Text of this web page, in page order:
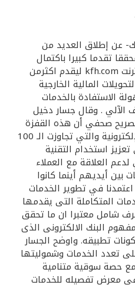
عن إطلاق العديد من
تقدما كبيرا باكتمال
مرحلة تحديث موقعه على الإنترنت kfh.com ليقدم اكثرمن
المالية الخارجية
الاستفادة بالخدمات
الآلي . وقال جسار دخيل
تصريح صحفي أن هذه القفزة
الكبيرة في تقديم الخدمات الإلكترونية والتي تجاوزت الـ 100
استخدام التقنية
العلاقة مع العملاء
أيديهم أينما كانوا
اعتمدنا في تطوير الخدمات
المتكاملة التى يقدمها
شامل معتبرا ان ما تحقق
البنك الالكترونى الذى
تطبيقه. واوضح الجسار
تعدد الخدمات وشموليتها
مع حصة سوقية متنامية
معرض تفصيله للخدمات